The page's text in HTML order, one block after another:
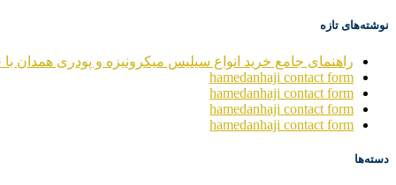
نوشته‌های تازه
راهنمای جامع خرید انواع سیلیس میکرونیزه و پودری همدان با
hamedanhaji contact form
hamedanhaji contact form
hamedanhaji contact form
hamedanhaji contact form
دسته‌ها